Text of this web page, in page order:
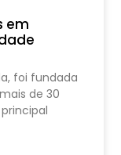
em
foi fundada
de 30